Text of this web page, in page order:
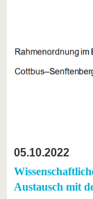
05.10.2022
Austausch mit